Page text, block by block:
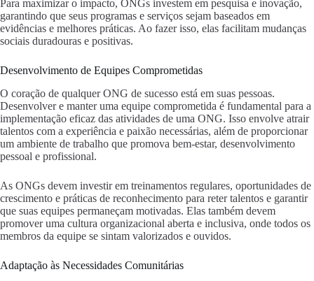
Para maximizar o impacto, ONGs investem em pesquisa e inovação,
garantindo que seus programas e serviços sejam baseados em
evidências e melhores práticas. Ao fazer isso, elas facilitam mudanças
sociais duradouras e positivas.
Desenvolvimento de Equipes Comprometidas
O coração de qualquer ONG de sucesso está em suas pessoas.
Desenvolver e manter uma equipe comprometida é fundamental para a
implementação eficaz das atividades de uma ONG. Isso envolve atrair
talentos com a experiência e paixão necessárias, além de proporcionar
um ambiente de trabalho que promova bem-estar, desenvolvimento
pessoal e profissional.
As ONGs devem investir em treinamentos regulares, oportunidades de
crescimento e práticas de reconhecimento para reter talentos e garantir
que suas equipes permaneçam motivadas. Elas também devem
promover uma cultura organizacional aberta e inclusiva, onde todos os
membros da equipe se sintam valorizados e ouvidos.
Adaptação às Necessidades Comunitárias